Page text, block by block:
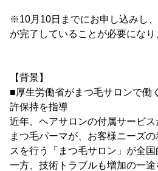
※10月10日までにお申し込みし
が完了していることが必要になり
【背景】
■厚生労働省がまつ毛サロンで働
許保持を指導
近年、ヘアサロンの付属サービ
まつ毛パーマが、お客様ニーズ
スを行う「まつ毛サロン」が全
一方、技術トラブルも増加の一途